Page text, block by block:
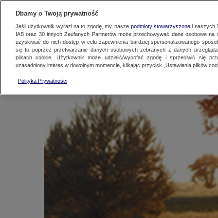
KONTAKT24
Nadeszło
Kontakt24
Dbamy o Twoją prywatność
Jeśli użytkownik wyrazi na to zgodę, my, nasze podmioty stowarzyszonei naszych
IAB oraz 30innych Zaufanych Partnerów może przechowywać dane osobowe na
uzyskiwać do nich dostęp w celu zapewnienia bardziej spersonalizowanego
się to poprzez przetwarzanie danych osobowych zebranych z danych
plikach cookie. Użytkownik może udzielić/wycofać zgodę i sprzeciwić się
uzasadniony interes w dowolnym momencie, klikając przycisk „Ustawienia plików
Polityka Prywatności